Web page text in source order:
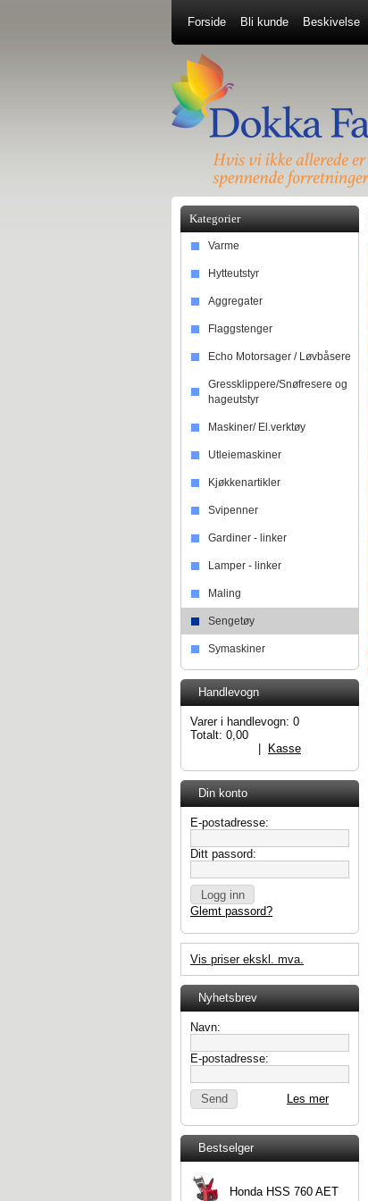
Forside Bli kunde Beskivelse
Kategorier
Varme
Hytteutstyr
Aggregater
Flaggstenger
Echo Motorsager / Løvbåsere
Gressklippere/Snøfresere og
hageutstyr
Maskiner/ El.verktøy
Utleiemaskiner
Kjøkkenartikler
Svipenner
Gardiner - linker
Lamper - linker
Maling
Sengetøy
Symaskiner
Handlevogn
Varer i handlevogn: 0
Totalt: 0,00
Kasse
Din konto
E-postadresse:
Ditt passord:
Glemt passord?
Vis priser ekskl. mva.
Nyhetsbrev
Navn:
E-postadresse:
Les mer
Bestselger
Honda HSS 760 AET